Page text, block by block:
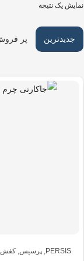
نمایش یک نتیجه
پر جدیدترین
PERSIS پرسیس کفش